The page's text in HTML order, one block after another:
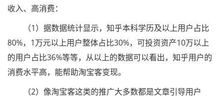
收入、高消费：
（1）据数据统计显示，知乎本科学历及以上用户占比
80%，1万元以上用户整体占比30%，可投资资产10万以上
的用户占比36%等等，从以上的数据可以看出，知乎用户的
消费水平高，能帮助淘宝客变现。
（2）像淘宝客这类的推广大多数都是文章引导用户